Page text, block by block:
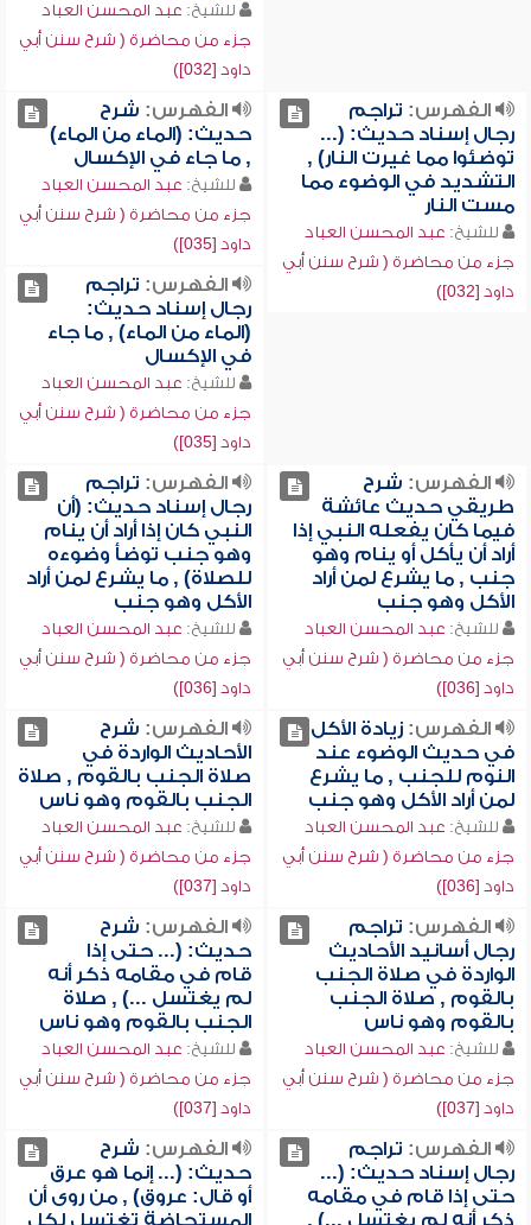
للشيخ: عبد المحسن العباد
جزء من محاضرة ( شرح سنن أبي
داود [032])
الفهرس: تراجم
رجال إسناد حديث: (...
توضئوا مما غيرت النار) ,
التشديد في الوضوء مما
مست النار
للشيخ: عبد المحسن العباد
جزء من محاضرة ( شرح سنن أبي
داود [032])
الفهرس: شرح
حديث: (الماء من الماء)
, ما جاء في الإكسال
للشيخ: عبد المحسن العباد
جزء من محاضرة ( شرح سنن أبي
داود [035])
الفهرس: تراجم
رجال إسناد حديث:
(الماء من الماء) , ما جاء
في الإكسال
للشيخ: عبد المحسن العباد
جزء من محاضرة ( شرح سنن أبي
داود [035])
الفهرس: شرح
طريقي حديث عائشة
فيما كان يفعله النبي إذا
أراد أن يأكل أو ينام وهو
جنب , ما يشرع لمن أراد
الأكل وهو جنب
للشيخ: عبد المحسن العباد
جزء من محاضرة ( شرح سنن أبي
داود [036])
الفهرس: تراجم
رجال إسناد حديث: (أن
النبي كان إذا أراد أن ينام
وهو جنب توضأ وضوءه
للصلاة) , ما يشرع لمن أراد
الأكل وهو جنب
للشيخ: عبد المحسن العباد
جزء من محاضرة ( شرح سنن أبي
داود [036])
الفهرس:زيادة الأكل
في حديث الوضوء عند
النوم للجنب , ما يشرع
لمن أراد الأكل وهو جنب
للشيخ: عبد المحسن العباد
جزء من محاضرة ( شرح سنن أبي
داود [036])
الفهرس: شرح
الأحاديث الواردة في
صلاة الجنب بالقوم , صلاة
الجنب بالقوم وهو ناس
للشيخ: عبد المحسن العباد
جزء من محاضرة ( شرح سنن أبي
داود [037])
الفهرس: تراجم
رجال أسانيد الأحاديث
الواردة في صلاة الجنب
بالقوم , صلاة الجنب
بالقوم وهو ناس
للشيخ: عبد المحسن العباد
جزء من محاضرة ( شرح سنن أبي
داود [037])
الفهرس: شرح
حديث: (... حتى إذا
قام في مقامه ذكر أنه
لم يغتسل ...) , صلاة
الجنب بالقوم وهو ناس
للشيخ: عبد المحسن العباد
جزء من محاضرة ( شرح سنن أبي
داود [037])
الفهرس: تراجم
رجال إسناد حديث: (...
حتى إذا قام في مقامه
ذكر أنه لم يغتسل ...) ,
الفهرس: شرح
حديث: (... إنما هو عرق
أو قال: عروق) , من روى أن
المستحاضة تغتسل لكل